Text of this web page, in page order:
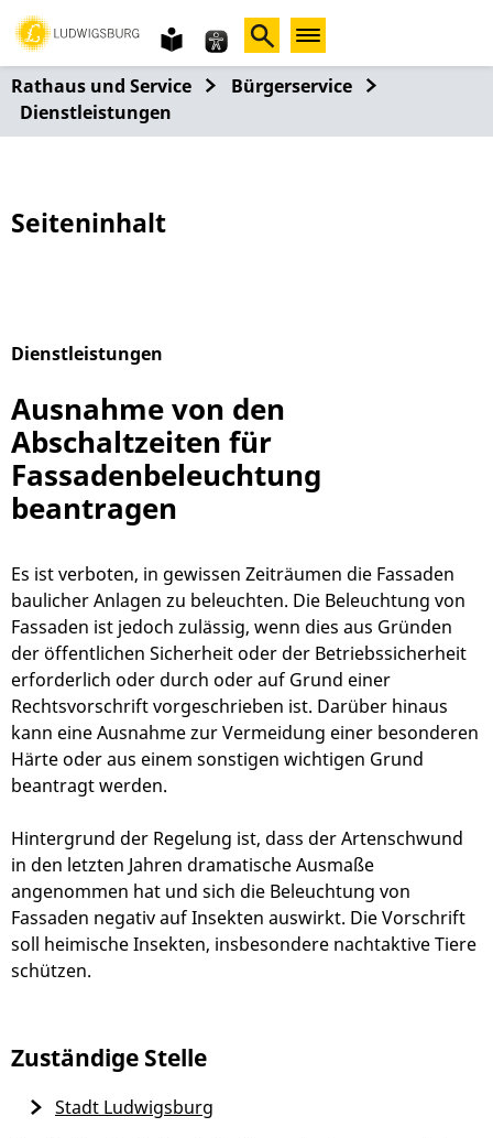
Gebärdensprache
leichte
Sprache
Rathaus und Service
Bürgerservice
Dienstleistungen
Seiteninhalt
Dienstleistungen
Ausnahme von den
Abschaltzeiten für
Fassadenbeleuchtung
beantragen
Es ist verboten, in gewissen Zeiträumen die Fassaden
baulicher Anlagen zu beleuchten. Die Beleuchtung von
Fassaden ist jedoch zulässig, wenn dies aus Gründen
der öffentlichen Sicherheit oder der Betriebssicherheit
erforderlich oder durch oder auf Grund einer
Rechtsvorschrift vorgeschrieben ist. Darüber hinaus
kann eine Ausnahme zur Vermeidung einer besonderen
Härte oder aus einem sonstigen wichtigen Grund
beantragt werden.
Hintergrund der Regelung ist, dass der Artenschwund
in den letzten Jahren dramatische Ausmaße
angenommen hat und sich die Beleuchtung von
Fassaden negativ auf Insekten auswirkt. Die Vorschrift
soll heimische Insekten, insbesondere nachtaktive Tiere
schützen.
Zuständige Stelle
Stadt Ludwigsburg